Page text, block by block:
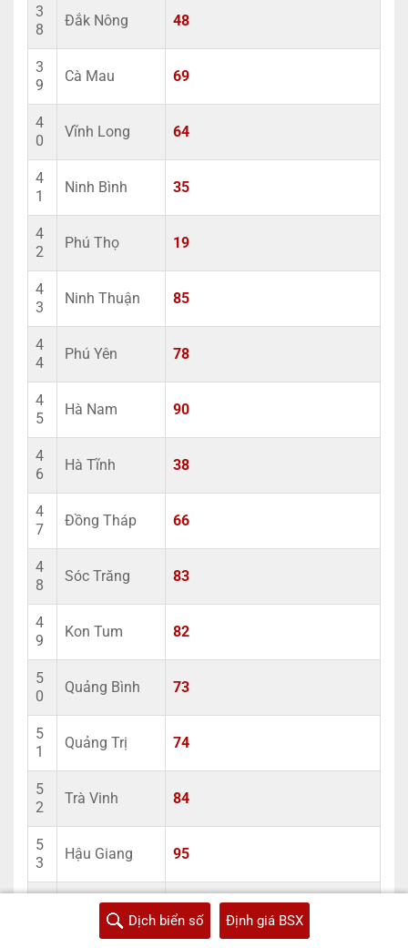
3
8
Đắk Nông 48
3
9
Cà Mau 69
4
0
Vĩnh Long 64
4
1
Ninh Bình 35
4
2
Phú Thọ 19
4
3
Ninh Thuận 85
4
4
Phú Yên 78
4
5
Hà Nam 90
4
6
Hà Tĩnh 38
4
7
Đồng Tháp 66
4
8
Sóc Trăng 83
4
9
Kon Tum 82
5
0
Quảng Bình 73
5
1
Quảng Trị 74
5
2
Trà Vinh 84
5
3
Hậu Giang 95
Sơn La 26
Dịch biển số Định giá BSX